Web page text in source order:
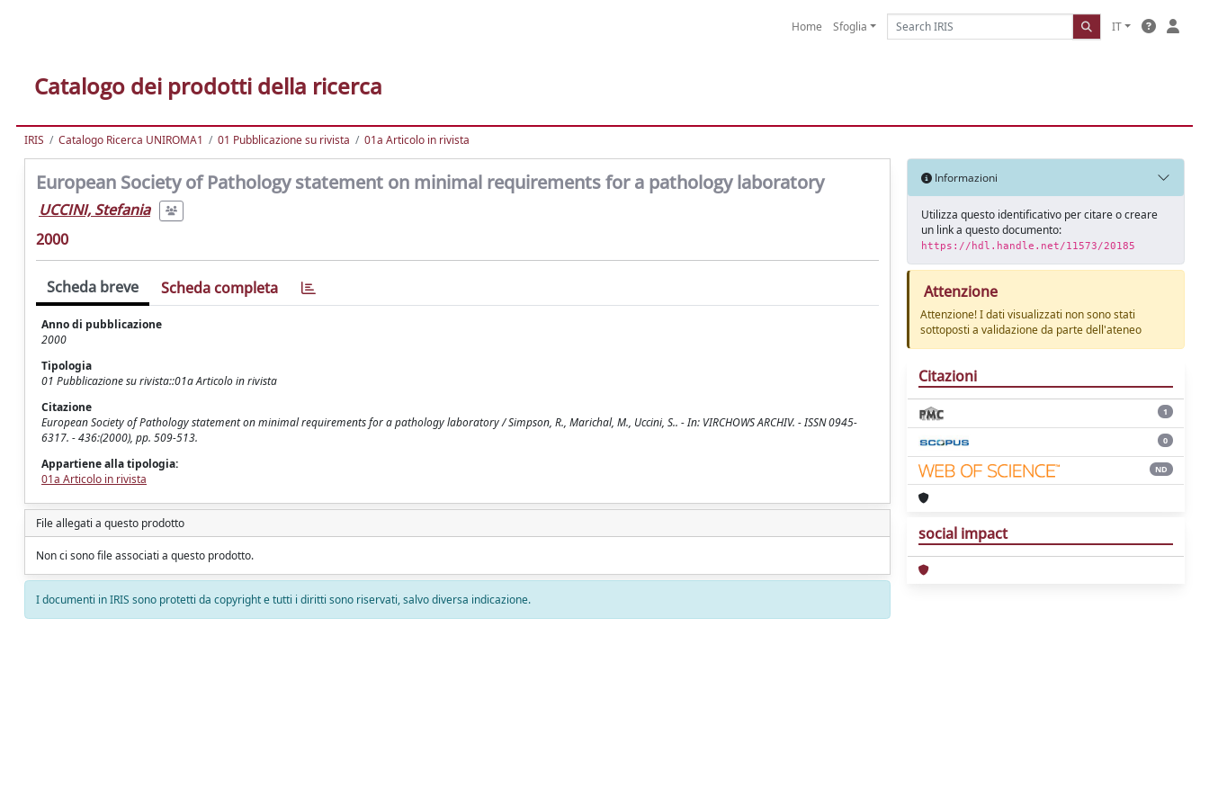
Home Sfoglia IT
Catalogo dei prodotti della ricerca
IRIS Catalogo Ricerca UNIROMA1 01 Pubblicazione su rivista 01a Articolo in rivista
European Society of Pathology statement on minimal requirements for a pathology laboratory
UCCINI, Stefania
2000
Scheda breve Scheda completa
Anno di pubblicazione
2000
Tipologia
01 Pubblicazione su rivista::01a Articolo in rivista
Citazione
European Society of Pathology statement on minimal requirements for a pathology laboratory / Simpson, R., Marichal, M., Uccini, S.. - In: VIRCHOWS ARCHIV. - ISSN 0945-
6317. - 436:(2000), pp. 509-513.
Appartiene alla tipologia:
01a Articolo in rivista
File allegati a questo prodotto
Non ci sono file associati a questo prodotto.
I documenti in IRIS sono protetti da copyright e tutti i diritti sono riservati, salvo diversa indicazione.
Informazioni
Utilizza questo identificativo per citare o creare
un link a questo documento:
https://hdl.handle.net/11573/20185
Attenzione
Attenzione! I dati visualizzati non sono stati
sottoposti a validazione da parte dell'ateneo
Citazioni
1
0
ND
social impact